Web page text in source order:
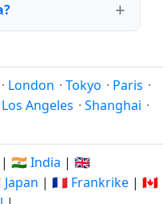
· London · Tokyo · Paris ·
Los Angeles · Shanghai ·
| 🇮🇳 India | 🇬🇧
Japan | 🇫🇷 Frankrike | 🇨🇦